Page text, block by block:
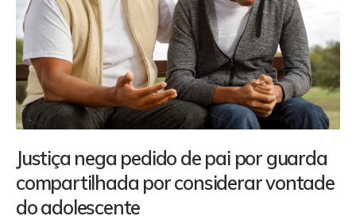
Justiça nega pedido de pai por guarda
compartilhada por considerar vontade
do adolescente